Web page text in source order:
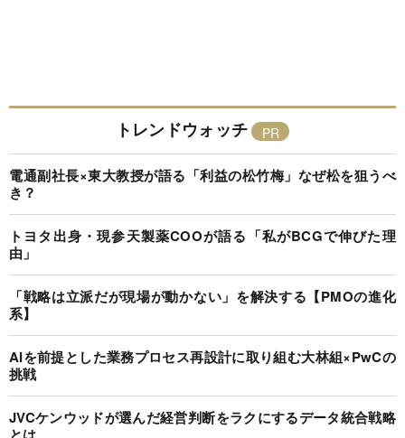
トレンドウォッチ
電通副社長×東大教授が語る「利益の松竹梅」なぜ松を狙うべ
き？
トヨタ出身・現参天製薬COOが語る「私がBCGで伸びた理
由」
「戦略は立派だが現場が動かない」を解決する【PMOの進化
系】
AIを前提とした業務プロセス再設計に取り組む大林組×PwCの
挑戦
JVCケンウッドが選んだ経営判断をラクにするデータ統合戦略